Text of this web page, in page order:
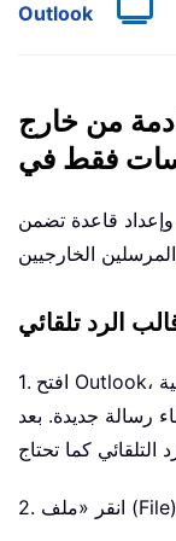
Outlook
من خارج
وإعداد قاعدة تضمن
1. افتح Outlook، وانتقِل إلى علامة التبويب الرئيسية (Home)،
رسالة جديدة. بعد